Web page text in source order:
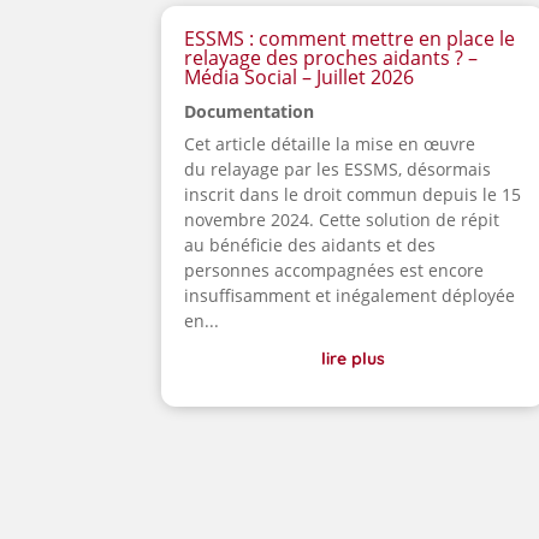
ESSMS : comment mettre en place le
relayage des proches aidants ? –
Média Social – Juillet 2026
Documentation
Cet article détaille la mise en œuvre
du relayage par les ESSMS, désormais
inscrit dans le droit commun depuis le 15
novembre 2024. Cette solution de répit
au bénéficie des aidants et des
personnes accompagnées est encore
insuffisamment et inégalement déployée
en...
lire plus